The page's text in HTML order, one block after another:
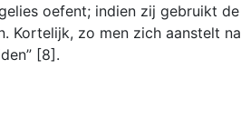
oefent; indien zij gebruikt
zo men zich aanstelt
[8].